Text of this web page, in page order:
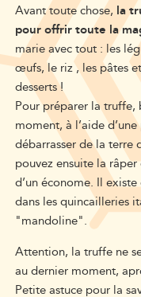
Avant toute chose, la
pour offrir toute la
marie avec tout : les
œufs, le riz , les pâtes
desserts !
Pour préparer la truffe,
moment, à l’aide
débarrasser de la terre
pouvez ensuite la
d’un économe. Il
dans les quincailleries
"mandoline".
Attention, la truffe ne
au dernier moment,
Petite astuce pour la